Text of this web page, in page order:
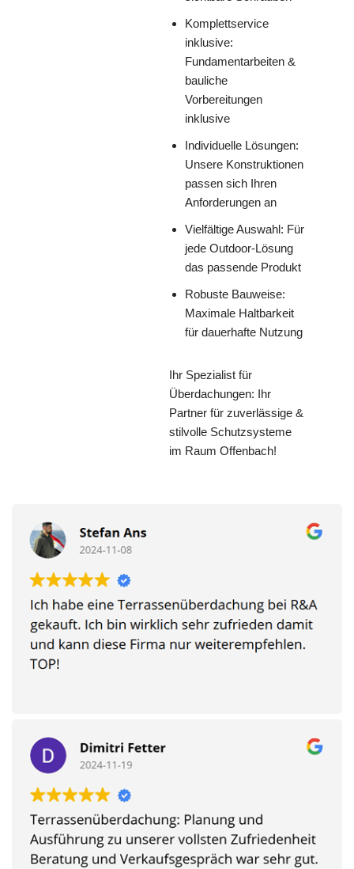
Komplettservice
inklusive:
Fundamentarbeiten &
bauliche
Vorbereitungen
inklusive
Individuelle Lösungen:
Unsere Konstruktionen
passen sich Ihren
Anforderungen an
Vielfältige Auswahl: Für
jede Outdoor-Lösung
das passende Produkt
Robuste Bauweise:
Maximale Haltbarkeit
für dauerhafte Nutzung
Ihr Spezialist für
Überdachungen: Ihr
Partner für zuverlässige &
stilvolle Schutzsysteme
im Raum Offenbach!